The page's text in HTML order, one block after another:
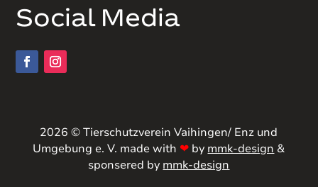
Social Media
2026 © Tierschutzverein Vaihingen/ Enz und
Umgebung e. V. made with ❤ by mmk-design &
sponsered by mmk-design